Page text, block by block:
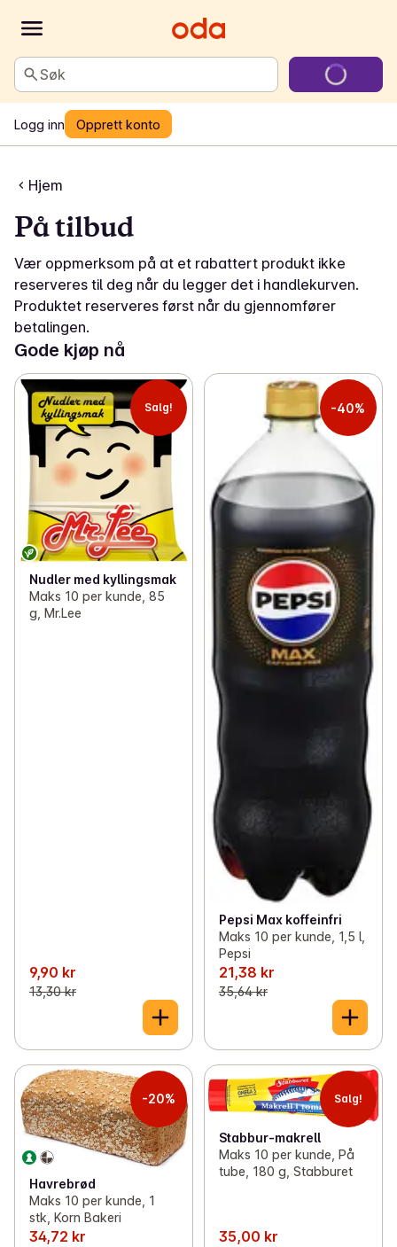
Søk
Logg inn Opprett konto
Hjem
På tilbud
Vær oppmerksom på at et rabattert produkt ikke
reserveres til deg når du legger det i handlekurven.
Produktet reserveres først når du gjennomfører
betalingen.
Gode kjøp nå
Salg!
Nudler med kyllingsmak
Maks 10 per kunde, 85
g, Mr.Lee
9,90 kr
13,30 kr
-40%
Pepsi Max koffeinfri
Maks 10 per kunde, 1,5 l,
Pepsi
21,38 kr
35,64 kr
-20%
Havrebrød
Maks 10 per kunde, 1
stk, Korn Bakeri
34,72 kr
Salg!
Stabbur-makrell
Maks 10 per kunde, På
tube, 180 g, Stabburet
35,00 kr